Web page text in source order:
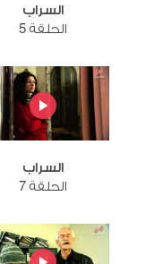
السراب
الحلقة 5
السراب
الحلقة 7